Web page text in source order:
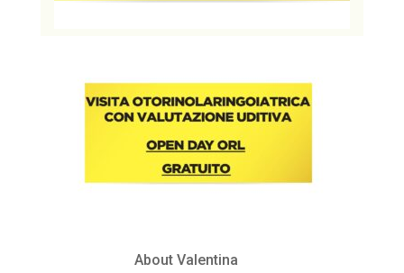
About Valentina